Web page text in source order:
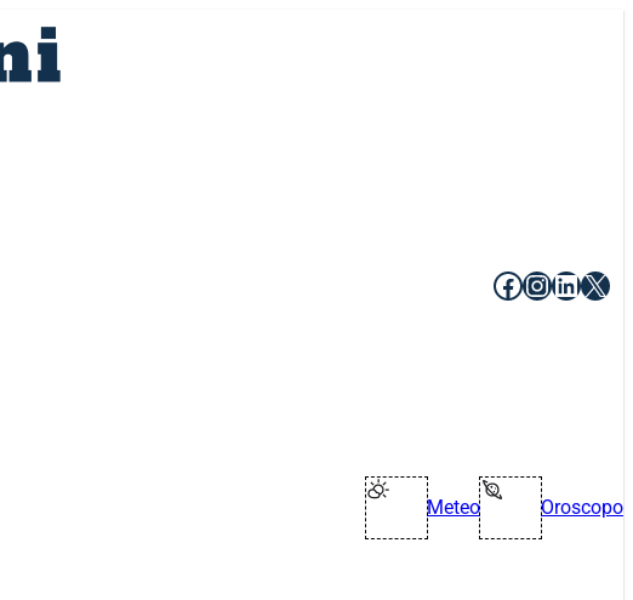
Facebook
X
Meteo Oroscopo